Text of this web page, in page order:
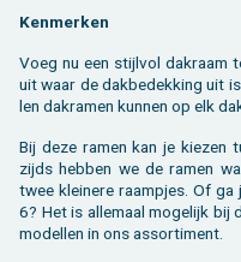
Ken­mer­ken
Voeg nu een stijl­vol dak­raam
uit waar de dak­be­dek­king uit
len dak­ra­men kun­nen op elk
Bij deze ramen kan je kie­zen
zijds heb­ben we de ramen
twee klei­ne­re raam­pjes. Of
6? Het is al­le­maal mo­ge­lijk bij
mo­del­len in ons as­sor­ti­ment.